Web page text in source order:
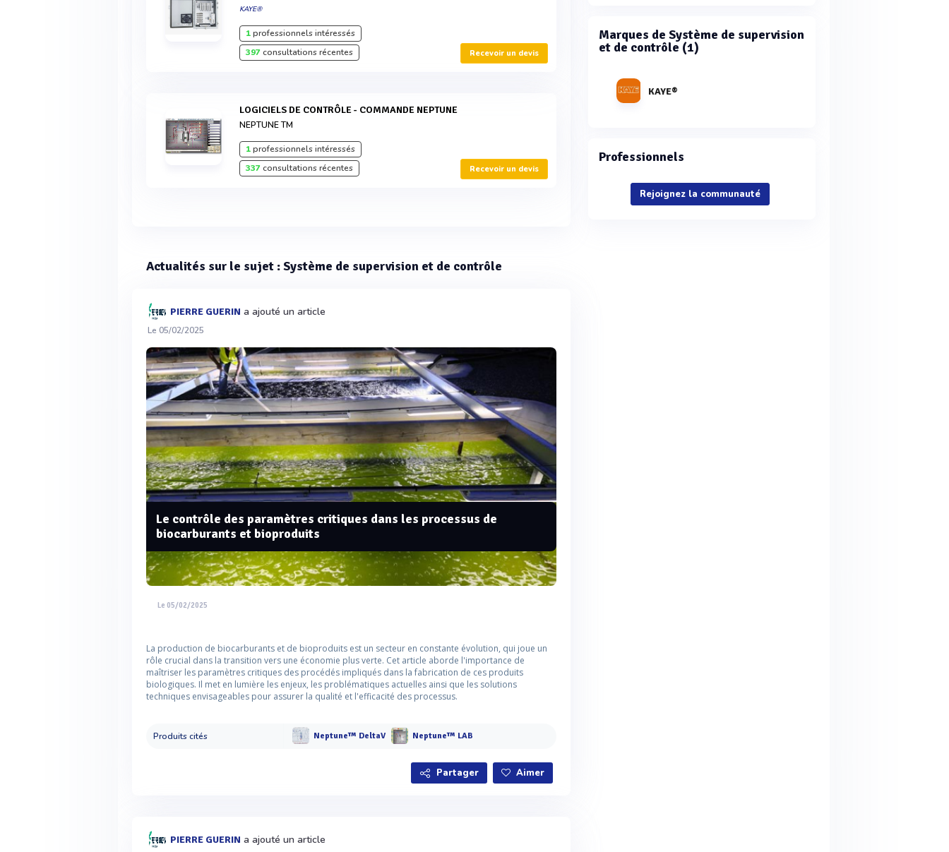
KAYE®
1professionnels intéressés
397consultations récentes Recevoir un devis
LOGICIELS DE CONTRÔLE - COMMANDE NEPTUNE
NEPTUNE TM
1professionnels intéressés
337consultations récentes Recevoir un devis
Actualités sur le sujet : Système de supervision et de contrôle
PIERRE GUERIN a ajouté un article
Le 05/02/2025
Le contrôle des paramètres critiques dans les processus de
biocarburants et bioproduits
Le 05/02/2025
La production de biocarburants et de bioproduits est un secteur en constante évolution, qui joue un
rôle crucial dans la transition vers une économie plus verte. Cet article aborde l'importance de
maîtriser les paramètres critiques des procédés impliqués dans la fabrication de ces produits
biologiques. Il met en lumière les enjeux, les problématiques actuelles ainsi que les solutions
techniques envisageables pour assurer la qualité et l'efficacité des processus.
Produits cités Neptune™ DeltaV Neptune™ LAB
Partager Aimer
PIERRE GUERIN a ajouté un article
Marques de Système de supervision
et de contrôle (1)
KAYE®
Professionnels
Rejoignez la communauté